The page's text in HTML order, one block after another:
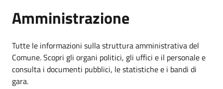
Amministrazione
Tutte le informazioni sulla struttura amministrativa del
Comune. Scopri gli organi politici, gli uffici e il personale e
consulta i documenti pubblici, le statistiche e i bandi di
gara.